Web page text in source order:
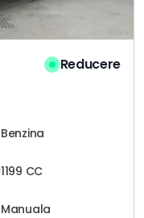
Reducere
Benzina
1199 CC
Manuala